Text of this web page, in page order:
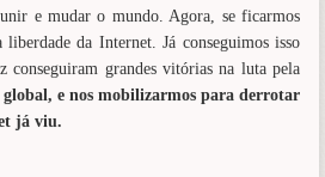
e mudar o mundo. Agora, se ficarmos
da Internet. Já conseguimos isso
grandes vitórias na luta pela
global, e nos mobilizarmos para derrotar
já viu.